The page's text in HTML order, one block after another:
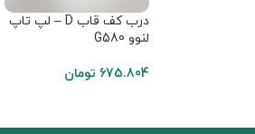
درب کف قاب D – لپ تاپ
لنوو G580
675.804 تومان